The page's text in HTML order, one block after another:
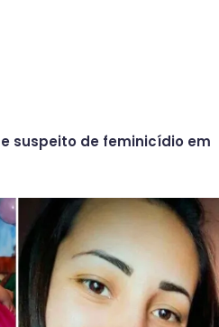
suspeito de feminicídio em